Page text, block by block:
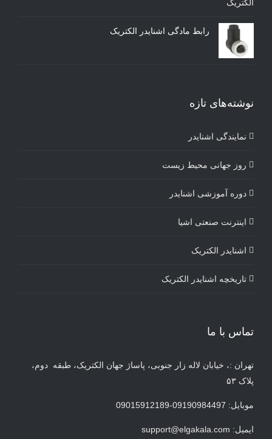
رابط مادگی اشنایدر الکتریک
نوشته‌های تازه
نمایندگی اشنایدر
روز جهانی محیط زیست
دوره آموزشی اشنایدر
اینترنت صنعتی اشیا
اشنایدر الکتریک
تاریخچه اشنایدر الکتریک
تماس با ما
تهران :، خیابان لاله زار جنوبی، پاساژ جهان الکتریک، طبقه دوم،
پلاک ۵۳
موبایل: 09190984497-09015912189
ایمیل: support@elgakala.com